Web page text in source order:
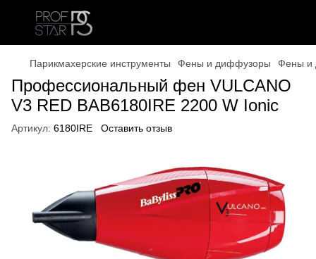
Парикмахерские инструменты Фены и диффузоры Фены и
Профессиональный фен VULCANO
V3 RED BAB6180IRE 2200 W Ionic
Артикул: 6180IRE Оставить отзыв